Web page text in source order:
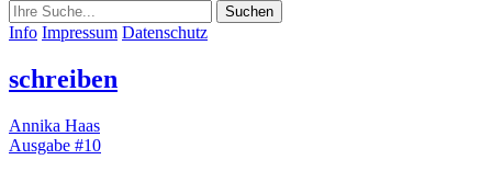
Info Impressum Datenschutz
schreiben
Annika Haas
Ausgabe #10